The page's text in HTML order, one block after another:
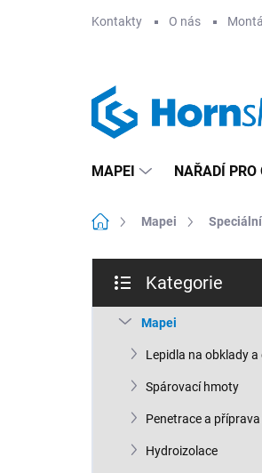
Kontakty O nás
MAPEI NAŘADÍ PRO
Domů Mapei
s
kategorie
Kategorie
Mapei
Lepidla na obklady a
Spárovací hmoty
Penetrace a
Hydroizolace